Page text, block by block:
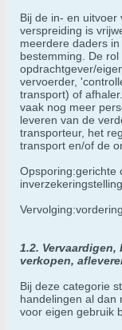
Bij de in- en
verspreiding is
meerdere daders
bestemming. De
opdrachtgever/
vervoerder,
transport) of
vaak nog meer
leveren van de
transporteur, het
transport en/of de
Opsporing:gerichte
inverzekeringstelling.
1.2. Vervaardigen,
verkopen,
Bij deze categorie
handelingen al dan
voor eigen gebruik